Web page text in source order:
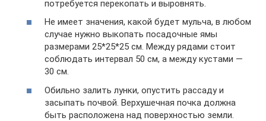
потребуется перекопать и выровнять.
Не имеет значения, какой будет мульча, в любом
случае нужно выкопать посадочные ямы
размерами 25*25*25 см. Между рядами стоит
соблюдать интервал 50 см, а между кустами —
30 см.
Обильно залить лунки, опустить рассаду и
засыпать почвой. Верхушечная почка должна
быть расположена над поверхностью земли.